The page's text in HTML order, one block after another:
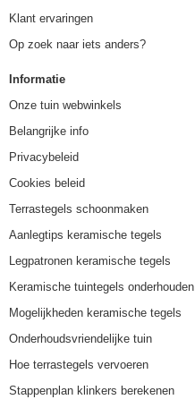
Klant ervaringen
Op zoek naar iets anders?
Informatie
Onze tuin webwinkels
Belangrijke info
Privacybeleid
Cookies beleid
Terrastegels schoonmaken
Aanlegtips keramische tegels
Legpatronen keramische tegels
Keramische tuintegels onderhouden
Mogelijkheden keramische tegels
Onderhoudsvriendelijke tuin
Hoe terrastegels vervoeren
Stappenplan klinkers berekenen